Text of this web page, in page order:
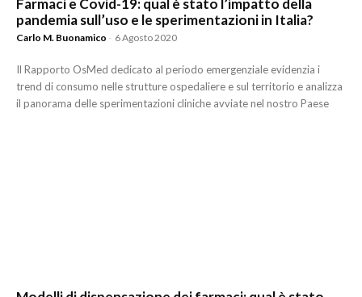
pandemia sull’uso e le sperimentazioni in Italia?
Carlo M. Buonamico - 6 Agosto 2020
Il Rapporto OsMed dedicato al periodo emergenziale evidenzia i
trend di consumo nelle strutture ospedaliere e sul territorio e analizza
il panorama delle sperimentazioni cliniche avviate nel nostro Paese